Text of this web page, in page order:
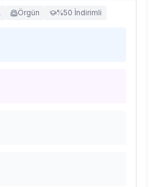
Örgün %50 İndirimli